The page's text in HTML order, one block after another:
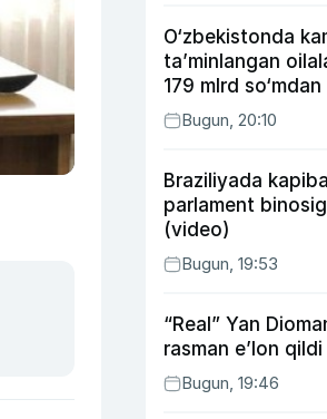
O‘zbekistonda
ta’minlangan
179 mlrd
ijtimoiy keshbek
Bugun, 20:10
Braziliyada
parlament
(video)
Bugun, 19:53
“Real” Yan
rasman e’lon qildi
Bugun, 19:46